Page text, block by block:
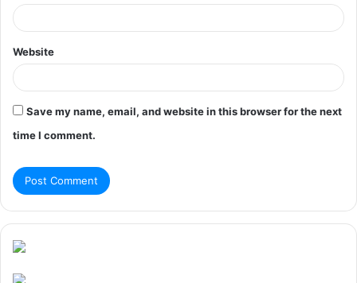
Website
Save my name, email, and website in this browser for the next
time I comment.